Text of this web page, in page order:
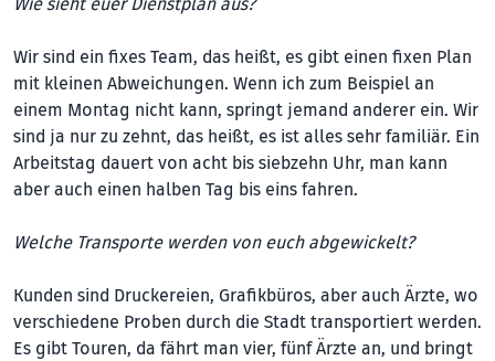
Wir sind ein fixes Team, das heißt, es gibt einen fixen Plan
mit kleinen Abweichungen. Wenn ich zum Beispiel an
einem Montag nicht kann, springt jemand anderer ein. Wir
sind ja nur zu zehnt, das heißt, es ist alles sehr familiär. Ein
Arbeitstag dauert von acht bis siebzehn Uhr, man kann
aber auch einen halben Tag bis eins fahren.
Welche Transporte werden von euch abgewickelt?
Kunden sind Druckereien, Grafikbüros, aber auch Ärzte, wo
verschiedene Proben durch die Stadt transportiert werden.
Es gibt Touren, da fährt man vier, fünf Ärzte an, und bringt